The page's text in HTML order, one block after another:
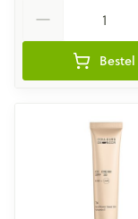
Bestel